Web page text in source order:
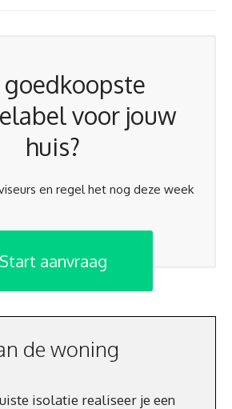
goedkoopste
voor jouw
huis?
en regel het nog deze week
Start aanvraag
de woning
isolatie realiseer je een